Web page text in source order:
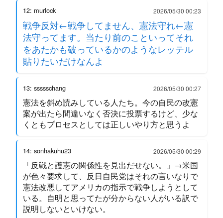
12: murlock 2026/05/30 00:23
戦争反対←戦争してません、憲法守れ←憲
法守ってます。当たり前のこといってそれ
をあたかも破っているかのようなレッテル
貼りたいだけなんよ
13: ssssschang 2026/05/30 00:27
憲法を斜め読みしている人たち。今の自民の改憲
案が出たら間違いなく否決に投票するけど、少な
くともプロセスとしては正しいやり方と思うよ
14: sonhakuhu23 2026/05/30 00:29
「反戦と護憲の関係性を見出だせない。」→米国
が色々要求して、反日自民党はそれの言いなりで
憲法改悪してアメリカの指示で戦争しようとして
いる。自明と思ってたが分からない人がいる訳で
説明しないといけない。